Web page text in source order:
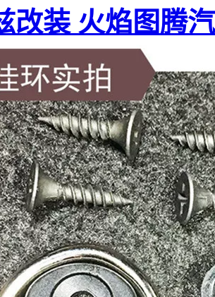
改装 火焰图腾